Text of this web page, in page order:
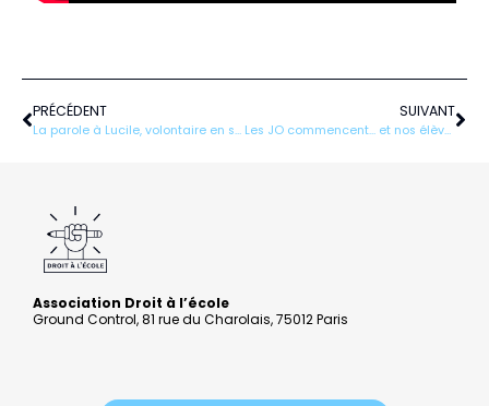
Précédent
PRÉCÉDENT
La parole à Lucile, volontaire en service civique au pôle orientation
SUIVANT
Les JO commencent… et nos élèves sont privé.es d’école !
Association Droit à l’école
Ground Control, 81 rue du Charolais, 75012 Paris